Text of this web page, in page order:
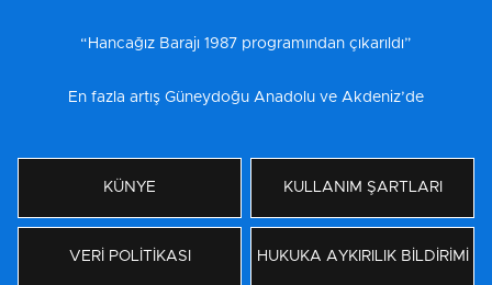
“Hancağız Barajı 1987 programından çıkarıldı”
En fazla artış Güneydoğu Anadolu ve Akdeniz’de
KÜNYE KULLANIM ŞARTLARI
VERİ POLİTİKASI HUKUKA AYKIRILIK BİLDİRİMİ